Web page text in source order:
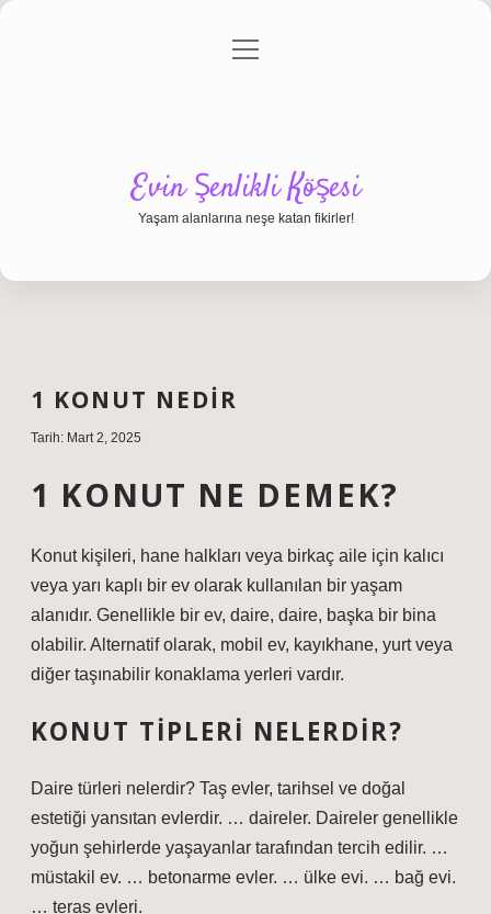
Gizlilik Politikası
menüyü
Evin Şenlikli Köşesi
Yaşam alanlarına neşe katan fikirler!
1 KONUT NEDIR
Tarih: Mart 2, 2025
1 KONUT NE DEMEK?
Konut kişileri, hane halkları veya birkaç aile için kalıcı
veya yarı kaplı bir ev olarak kullanılan bir yaşam
alanıdır. Genellikle bir ev, daire, daire, başka bir bina
olabilir. Alternatif olarak, mobil ev, kayıkhane, yurt veya
diğer taşınabilir konaklama yerleri vardır.
KONUT TIPLERI NELERDIR?
Daire türleri nelerdir? Taş evler, tarihsel ve doğal
estetiği yansıtan evlerdir. … daireler. Daireler genellikle
yoğun şehirlerde yaşayanlar tarafından tercih edilir. …
müstakil ev. … betonarme evler. … ülke evi. … bağ evi.
… teras evleri.